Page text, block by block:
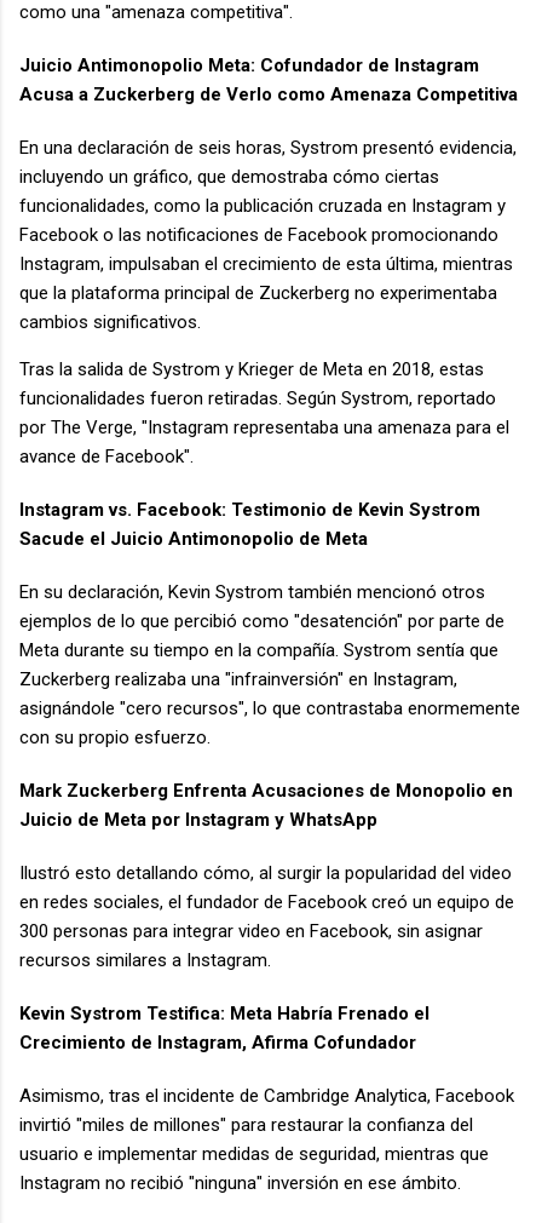
como una "amenaza competitiva".
Juicio Antimonopolio Meta: Cofundador de Instagram
Acusa a Zuckerberg de Verlo como Amenaza Competitiva
En una declaración de seis horas, Systrom presentó evidencia,
incluyendo un gráfico, que demostraba cómo ciertas
funcionalidades, como la publicación cruzada en Instagram y
Facebook o las notificaciones de Facebook promocionando
Instagram, impulsaban el crecimiento de esta última, mientras
que la plataforma principal de Zuckerberg no experimentaba
cambios significativos.
Tras la salida de Systrom y Krieger de Meta en 2018, estas
funcionalidades fueron retiradas. Según Systrom, reportado
por The Verge, "Instagram representaba una amenaza para el
avance de Facebook".
Instagram vs. Facebook: Testimonio de Kevin Systrom
Sacude el Juicio Antimonopolio de Meta
En su declaración, Kevin Systrom también mencionó otros
ejemplos de lo que percibió como "desatención" por parte de
Meta durante su tiempo en la compañía. Systrom sentía que
Zuckerberg realizaba una "infrainversión" en Instagram,
asignándole "cero recursos", lo que contrastaba enormemente
con su propio esfuerzo.
Mark Zuckerberg Enfrenta Acusaciones de Monopolio en
Juicio de Meta por Instagram y WhatsApp
Ilustró esto detallando cómo, al surgir la popularidad del video
en redes sociales, el fundador de Facebook creó un equipo de
300 personas para integrar video en Facebook, sin asignar
recursos similares a Instagram.
Kevin Systrom Testifica: Meta Habría Frenado el
Crecimiento de Instagram, Afirma Cofundador
Asimismo, tras el incidente de Cambridge Analytica, Facebook
invirtió "miles de millones" para restaurar la confianza del
usuario e implementar medidas de seguridad, mientras que
Instagram no recibió "ninguna" inversión en ese ámbito.